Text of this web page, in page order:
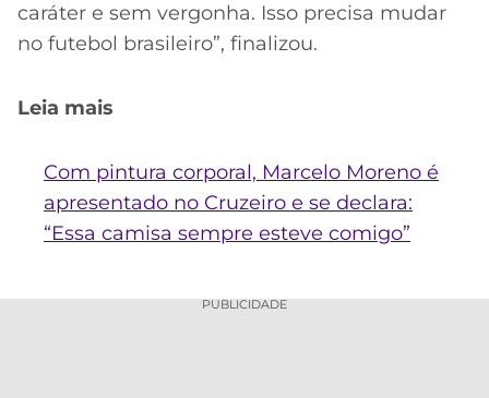
caráter e sem vergonha. Isso precisa mudar
no futebol brasileiro”, finalizou.
Leia mais
Com pintura corporal, Marcelo Moreno é
apresentado no Cruzeiro e se declara:
“Essa camisa sempre esteve comigo”
PUBLICIDADE